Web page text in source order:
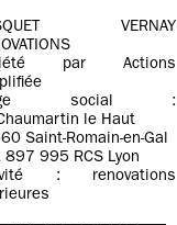
VERNAY
par Actions
social :
le Haut
Saint-Romain-en-Gal
995 RCS Lyon
: renovations